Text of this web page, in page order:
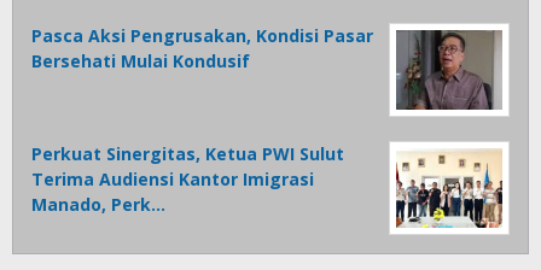
Pasca Aksi Pengrusakan, Kondisi Pasar
Bersehati Mulai Kondusif
Perkuat Sinergitas, Ketua PWI Sulut
Terima Audiensi Kantor Imigrasi
Manado, Perk…